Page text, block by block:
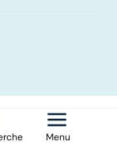
Menu